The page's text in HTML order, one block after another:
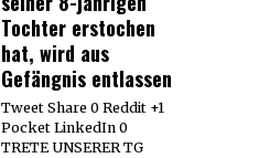
Tochter erstochen
hat, wird aus
Gefängnis entlassen
Tweet Share 0 Reddit +1
Pocket LinkedIn 0
TRETE UNSERER TG